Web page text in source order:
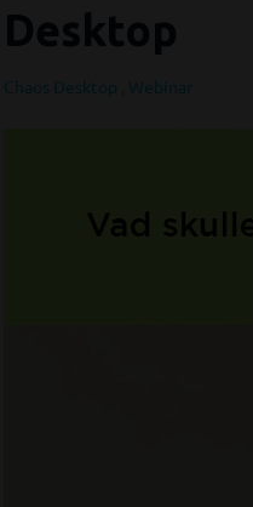
Desktop
Chaos Desktop Webinar